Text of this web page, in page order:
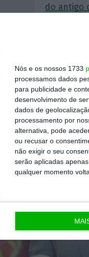
Nós e os nossos 1733
processamos dados
para publicidade e
desenvolvimento de
dados de
processamento por
alternativa, pode
ou recusar o
não exigir o seu
serão aplicadas
qualquer momento
do antigo
que a 22
embora tenha de